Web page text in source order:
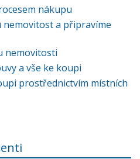
nákupu
nemovitost a připravíme
nemovitosti
a vše ke koupi
prostřednictvím místních